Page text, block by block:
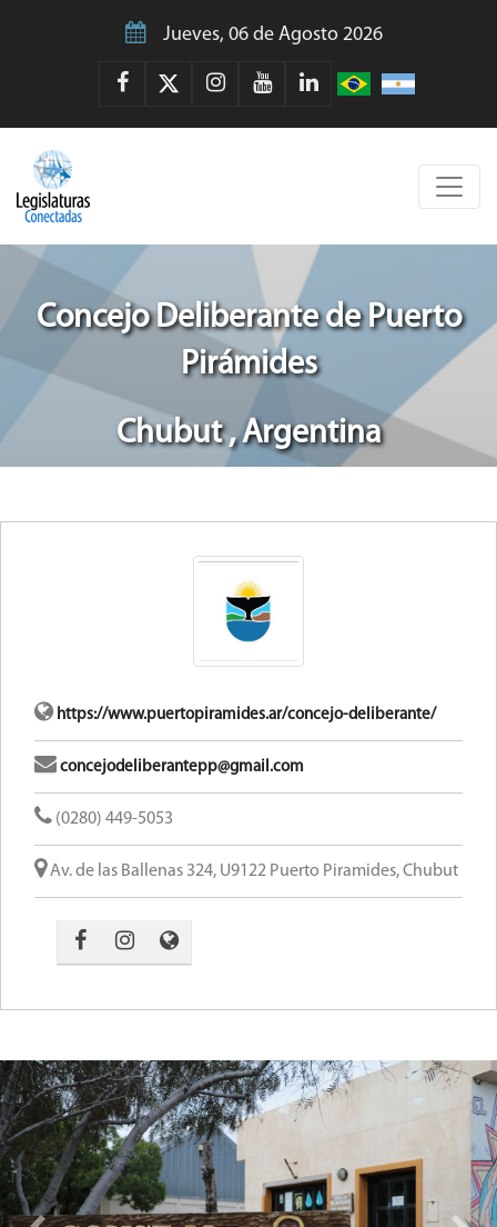
Jueves, 06 de Agosto 2026
Concejo Deliberante de Puerto
Pirámides
Chubut , Argentina
https://www.puertopiramides.ar/concejo-deliberante/
concejodeliberantepp@gmail.com
(0280) 449-5053
Av. de las Ballenas 324, U9122 Puerto Piramides, Chubut